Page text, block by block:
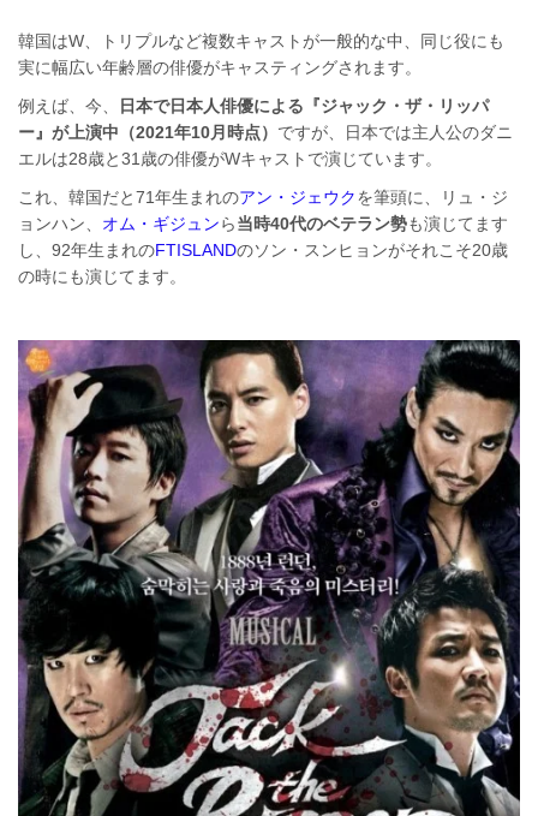
韓国はW、トリプルなど複数キャストが一般的な中、同じ役にも
実に幅広い年齢層の俳優がキャスティングされます。
例えば、今、
日本で日本人俳優による『ジャック・ザ・リッパ
ー』が上演中（2021年10月時点） ですが、日本では主人公のダニ
エルは28歳と31歳の俳優がWキャストで演じています。
これ、韓国だと71年生まれのアン・ジェウクを筆頭に、リュ・ジ
ョンハン、 オム・ギジュンら当時40代のベテラン勢も演じてます
し、92年生まれのFTISLANDのソン・スンヒョンがそれこそ20歳
の時にも演じてます。